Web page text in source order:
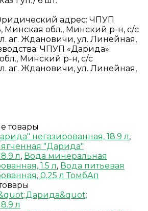
адрес: ЧПУП
Минская обл., Минский р-н, с/с
аг. Ждановичи, ул. Линейная,
ЧПУП «Дарида»:
Минский р-н, с/с
аг. Ждановичи, ул. Линейная,
товары
негазированная, 18.9 л,
"Дарида"
л, Вода минеральная
1.5 л, Вода питьевая
0.25 л ТомбАп